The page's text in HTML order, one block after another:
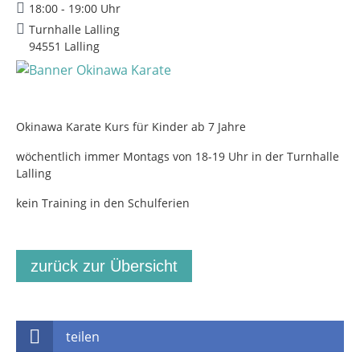
18:00 - 19:00 Uhr
Turnhalle Lalling
94551 Lalling
Okinawa Karate Kurs für Kinder ab 7 Jahre
wöchentlich immer Montags von 18-19 Uhr in der Turnhalle
Lalling
kein Training in den Schulferien
zurück zur Übersicht
teilen